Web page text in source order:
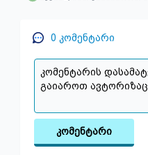
0 კომენტარი
კომენტარი